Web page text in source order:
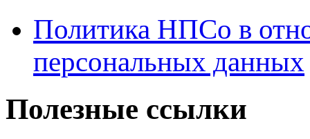
Политика НПСо в
персональных данных
Полезные ссылки